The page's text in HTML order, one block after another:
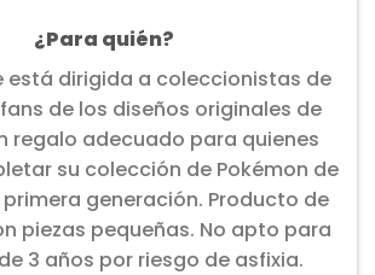
¿Para quién?
está dirigida a coleccionistas de
de los diseños originales de
regalo adecuado para quienes
su colección de Pokémon de
generación. Producto de
piezas pequeñas. No apto para
3 años por riesgo de asfixia.